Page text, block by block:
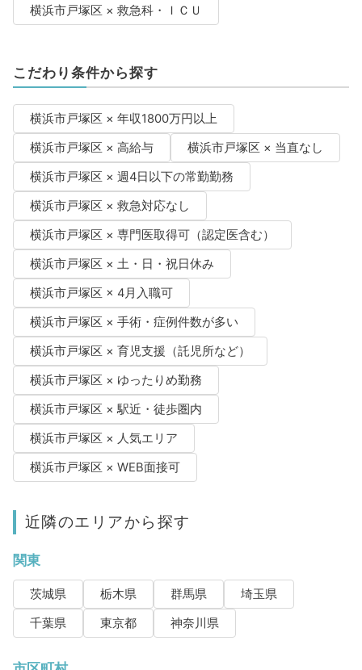
横浜市戸塚区 × 救急科・ＩＣＵ
こだわり条件から探す
横浜市戸塚区 × 年収1800万円以上
横浜市戸塚区 × 高給与
横浜市戸塚区 × 当直なし
横浜市戸塚区 × 週4日以下の常勤勤務
横浜市戸塚区 × 救急対応なし
横浜市戸塚区 × 専門医取得可（認定医含む）
横浜市戸塚区 × 土・日・祝日休み
横浜市戸塚区 × 4月入職可
横浜市戸塚区 × 手術・症例件数が多い
横浜市戸塚区 × 育児支援（託児所など）
横浜市戸塚区 × ゆったりめ勤務
横浜市戸塚区 × 駅近・徒歩圏内
横浜市戸塚区 × 人気エリア
横浜市戸塚区 × WEB面接可
近隣のエリアから探す
関東
茨城県 栃木県 群馬県
埼玉県
千葉県
東京都 神奈川県